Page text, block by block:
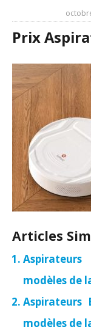
Prix
Articles
modèles de
Aspirateurs
modèles de